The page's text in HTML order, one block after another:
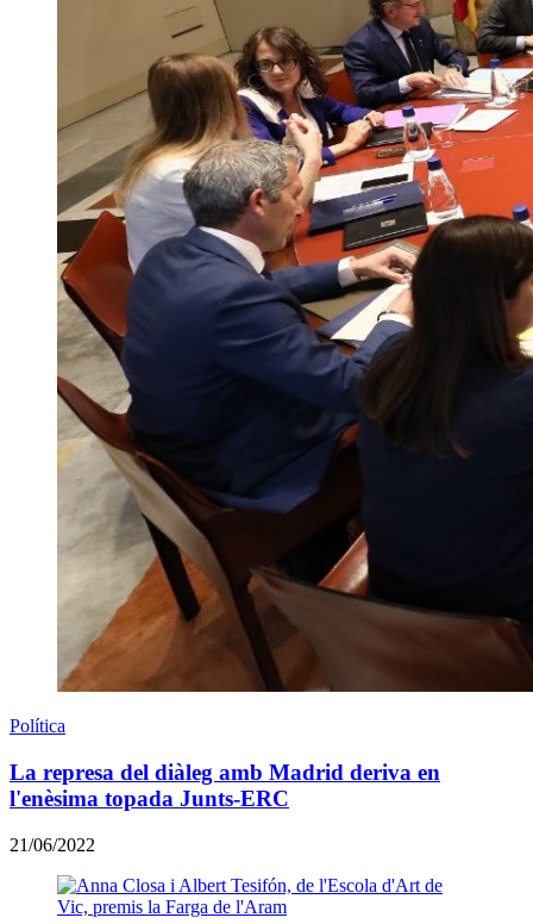
Política
La represa del diàleg amb Madrid deriva en
l'enèsima topada Junts-ERC
21/06/2022